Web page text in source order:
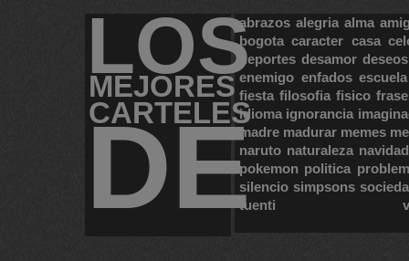
LOS
MEJORES
CARTELES
DE
abrazos alegria alma
bogota caracter casa
deportes desamor deseos
enemigo enfados escuela
fiesta filosofia fisico
idioma ignorancia
madre madurar memes
naruto naturaleza navidad
pokemon politica
silencio simpsons
tuenti